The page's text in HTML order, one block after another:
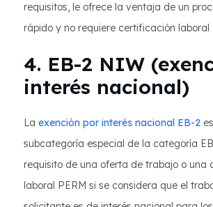
requisitos, le ofrece la ventaja de un
rápido y no requiere certificación laboral
4. EB-2 NIW
interés nacional)
La exención por interés nacional EB-2
subcategoría especial de la categoría
requisito de una oferta de trabajo o una
laboral PERM si se considera que el